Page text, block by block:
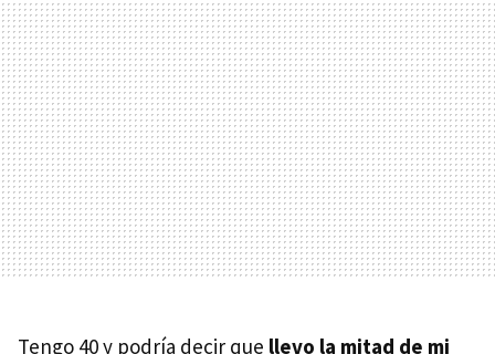
Tengo 40 y podría decir que llevo la mitad de mi